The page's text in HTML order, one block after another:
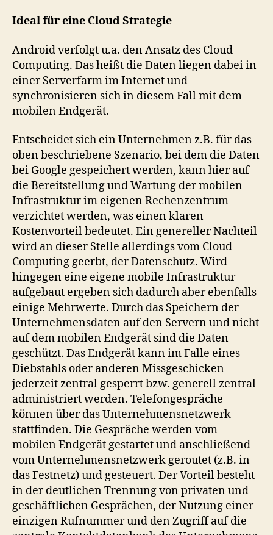
Ideal für eine Cloud Strategie
Android verfolgt u.a. den Ansatz des Cloud
Computing. Das heißt die Daten liegen dabei in
einer Serverfarm im Internet und
synchronisieren sich in diesem Fall mit dem
mobilen Endgerät.
Entscheidet sich ein Unternehmen z.B. für das
oben beschriebene Szenario, bei dem die Daten
bei Google gespeichert werden, kann hier auf
die Bereitstellung und Wartung der mobilen
Infrastruktur im eigenen Rechenzentrum
verzichtet werden, was einen klaren
Kostenvorteil bedeutet. Ein genereller Nachteil
wird an dieser Stelle allerdings vom Cloud
Computing geerbt, der Datenschutz. Wird
hingegen eine eigene mobile Infrastruktur
aufgebaut ergeben sich dadurch aber ebenfalls
einige Mehrwerte. Durch das Speichern der
Unternehmensdaten auf den Servern und nicht
auf dem mobilen Endgerät sind die Daten
geschützt. Das Endgerät kann im Falle eines
Diebstahls oder anderen Missgeschicken
jederzeit zentral gesperrt bzw. generell zentral
administriert werden. Telefongespräche
können über das Unternehmensnetzwerk
stattfinden. Die Gespräche werden vom
mobilen Endgerät gestartet und anschließend
vom Unternehmensnetzwerk geroutet (z.B. in
das Festnetz) und gesteuert. Der Vorteil besteht
in der deutlichen Trennung von privaten und
geschäftlichen Gesprächen, der Nutzung einer
einzigen Rufnummer und den Zugriff auf die